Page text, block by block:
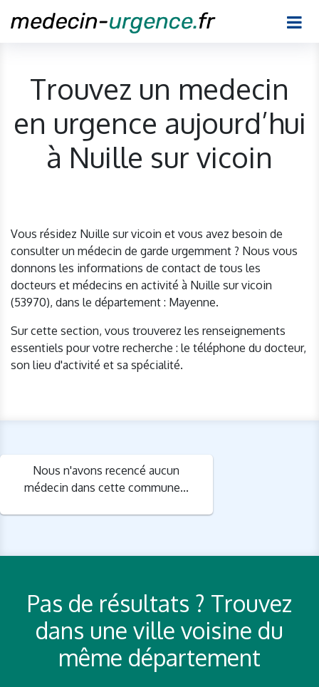
Trouvez un medecin
en urgence aujourd’hui
à Nuille sur vicoin
Vous résidez Nuille sur vicoin et vous avez besoin de
consulter un médecin de garde urgemment ? Nous vous
donnons les informations de contact de tous les
docteurs et médecins en activité à Nuille sur vicoin
(53970), dans le département : Mayenne.
Sur cette section, vous trouverez les renseignements
essentiels pour votre recherche : le téléphone du docteur,
son lieu d'activité et sa spécialité.
Nous n'avons recencé aucun
médecin dans cette commune...
Pas de résultats ? Trouvez
dans une ville voisine du
même département